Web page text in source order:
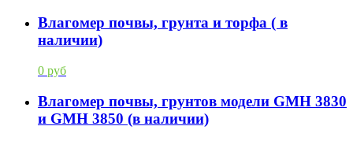
Влагомер почвы, грунта и торфа ( в
наличии)
0 руб
Влагомер почвы, грунтов модели GMH 3830
и GMH 3850 (в наличии)